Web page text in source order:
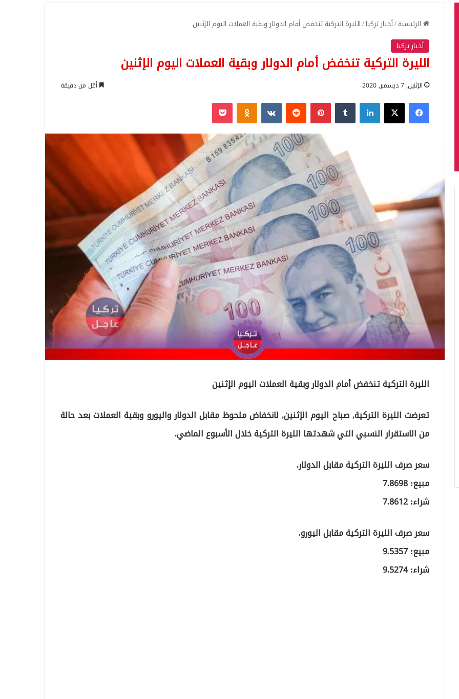
الرئيسية/أخبار تركيا/الليرة التركية تنخفض أمام الدولار وبقية العملات اليوم الإثنين
أخبار تركيا
الليرة التركية تنخفض أمام الدولار وبقية العملات اليوم الإثنين
الإثنين, 7 ديسمبر, 2020 أقل من دقيقة
فيسبوك‫X لينكدإن بينتيريست Odnoklassniki
‫Pocket
الليرة التركية تنخفض أمام الدولار وبقية العملات اليوم الإثنين
تعرضت الليرة التركية, صباح اليوم الإثنين, لانخفاض ملحوظ مقابل الدولار واليورو وبقية العملات بعد حالة
من الاستقرار النسبي التي شهدتها الليرة التركية خلال الأسبوع الماضي.
سعر صرف الليرة التركية مقابل الدولار.
مبيع: 7.8698
شراء: 7.8612
سعر صرف الليرة التركية مقابل اليورو.
مبيع: 9.5357
شراء: 9.5274